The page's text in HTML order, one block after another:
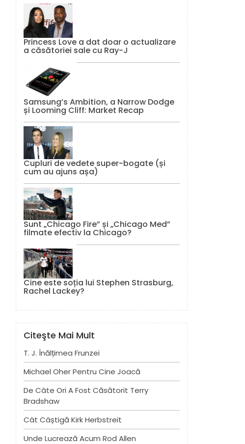
Princess Love a dat doar o actualizare
a căsătoriei sale cu Ray-J
Samsung’s Ambition, a Narrow Dodge
și Looming Cliff: Market Recap
Cupluri de vedete super-bogate (și
cum au ajuns așa)
Sunt „Chicago Fire” și „Chicago Med”
filmate efectiv la Chicago?
Cine este soția lui Stephen Strasburg,
Rachel Lackey?
Citeşte Mai Mult
T. J. Înălțimea Frunzei
Michael Oher Pentru Cine Joacă
De Câte Ori A Fost Căsătorit Terry
Bradshaw
Cât Câștigă Kirk Herbstreit
Unde Lucrează Acum Rod Allen